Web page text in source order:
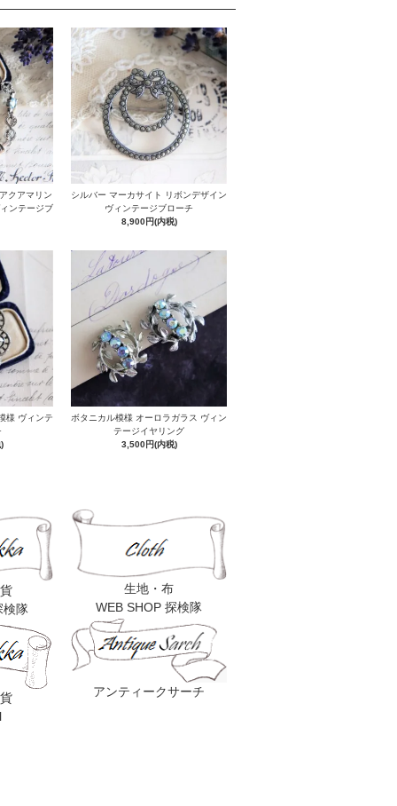
クアマリン
ンテージブ
シルバー マーカサイト リボンデザイン
ヴィンテージブローチ
8,900円(内税)
様 ヴィンテ
ボタニカル模様 オーロラガラス ヴィン
テージイヤリング
3,500円(内税)
検隊
生地・布
WEB SHOP 探検隊
アンティークサーチ